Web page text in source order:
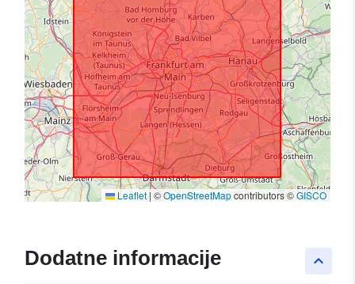
Leaflet| ©OpenStreetMapcontributors ©GISCO
keyboard_arrow_up
Dodatne informacije